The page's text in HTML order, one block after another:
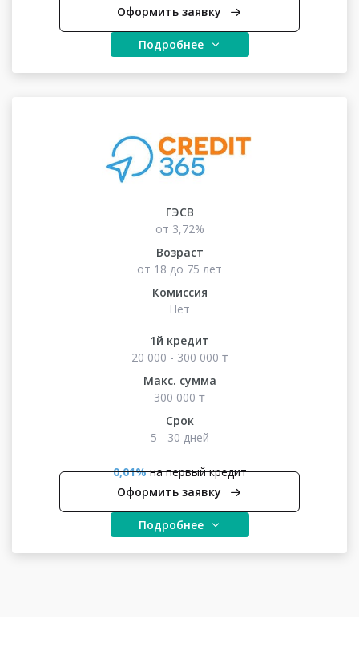
Оформить заявку
Подробнее
ГЭСВ
от 3,72%
Возраст
от 18 до 75 лет
Комиссия
Нет
1й кредит
20 000 - 300 000 ₸
Макс. сумма
300 000 ₸
Срок
5 - 30 дней
0,01%на первый кредит
Оформить заявку
Подробнее